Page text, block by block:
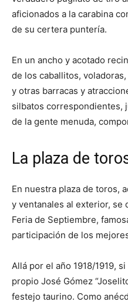
aficionados a la carabina
de su certera puntería.
En un ancho y acotado
de los caballitos,
y otras barracas y
silbatos correspondientes,
de la gente menuda,
La plaza de
En nuestra plaza de toros,
y ventanales al exterior, se
Feria de Septiembre,
participación de los
Allá por el año 1918/1919,
propio José Gómez
festejo taurino. Como